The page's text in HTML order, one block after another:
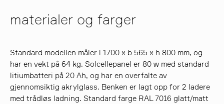
materialer og farger
Standard modellen måler l 1700 x b 565 x h 800 mm, og
har en vekt på 64 kg. Solcellepanel er 80 w med standard
litiumbatteri på 20 Ah, og har en overfalte av
gjennomsiktig akrylglass. Benken er lagt opp for 2 ladere
med trådløs ladning. Standard farge RAL 7016 glatt/matt